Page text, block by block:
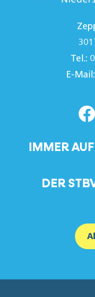
Tel.:
E-Mail:
IMMER
DER